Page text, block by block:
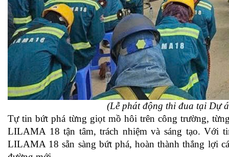
(Lễ phát động thi đua tại Dự
Tự tin bứt phá từng giọt mồ hôi trên công trường,
LILAMA 18 tận tâm, trách nhiệm và sáng tạo. Với
LILAMA 18 sẵn sàng bứt phá, hoàn thành thắng lợi